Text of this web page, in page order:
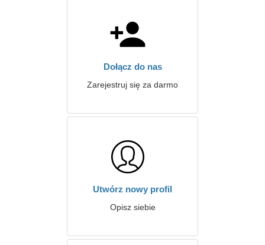
Dołącz do nas
Zarejestruj się za darmo
Utwórz nowy profil
Opisz siebie